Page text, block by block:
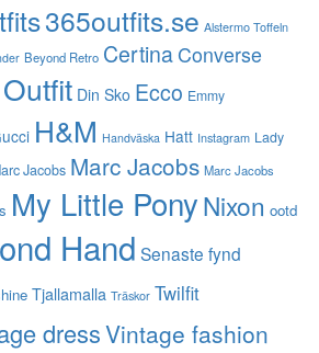
365outfits.se Alstermo Toffeln
Beyond Retro CertinaConverse
Din Sko Ecco Emmy
H&M Handväska Hatt Instagram Lady
Jacobs Marc Jacobs Marc Jacobs
My Little PonyNixon ootd
Hand Senaste fynd
Tjallamalla Träskor Twilfit
dressVintage fashion